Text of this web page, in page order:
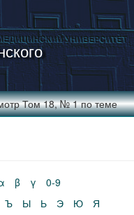
Том 18, № 1 по теме
β γ
0-9
Ъ Ы Ь Э Ю
Я